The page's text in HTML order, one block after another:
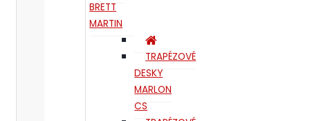
BRETT
MARTIN
TRAPÉZOVÉ
DESKY
MARLON
CS